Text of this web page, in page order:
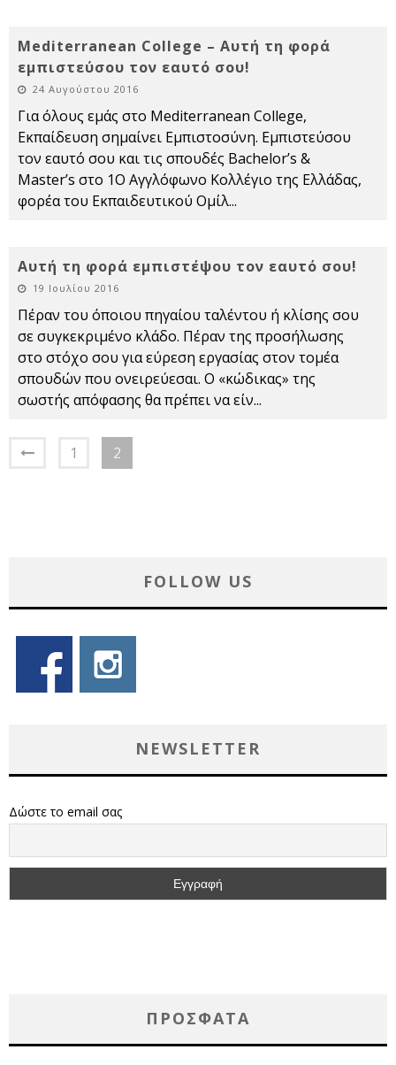
Mediterranean College – Αυτή τη φορά
εμπιστεύσου τον εαυτό σου!
24 Αυγούστου 2016
Για όλους εμάς στο Mediterranean College,
Εκπαίδευση σημαίνει Εμπιστοσύνη. Εμπιστεύσου
τον εαυτό σου και τις σπουδές Bachelor’s &
Master’s στο 1Ο Αγγλόφωνο Κολλέγιο της Ελλάδας,
φορέα του Εκπαιδευτικού Ομίλ...
Αυτή τη φορά εμπιστέψου τον εαυτό σου!
19 Ιουλίου 2016
Πέραν του όποιου πηγαίου ταλέντου ή κλίσης σου
σε συγκεκριμένο κλάδο. Πέραν της προσήλωσης
στο στόχο σου για εύρεση εργασίας στον τομέα
σπουδών που ονειρεύεσαι. Ο «κώδικας» της
σωστής απόφασης θα πρέπει να είν...
1 2
FOLLOW US
NEWSLETTER
Δώστε το email σας
ΠΡΌΣΦΑΤΑ